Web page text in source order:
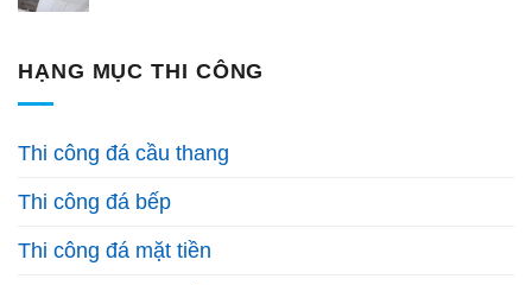
HẠNG MỤC THI CÔNG
Thi công đá cầu thang
Thi công đá bếp
Thi công đá mặt tiền